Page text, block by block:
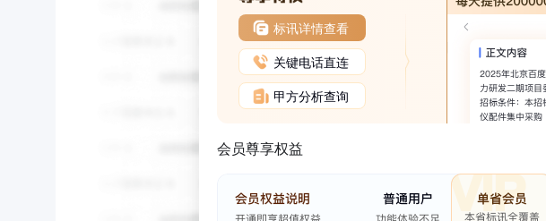
标讯详情查看
关键电话直连
甲方分析查询
会员尊享权益